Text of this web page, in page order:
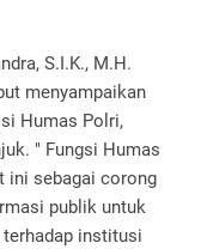
S.I.K., M.H.
menyampaikan
Humas Polri,
" Fungsi Humas
ini sebagai corong
publik untuk
institusi